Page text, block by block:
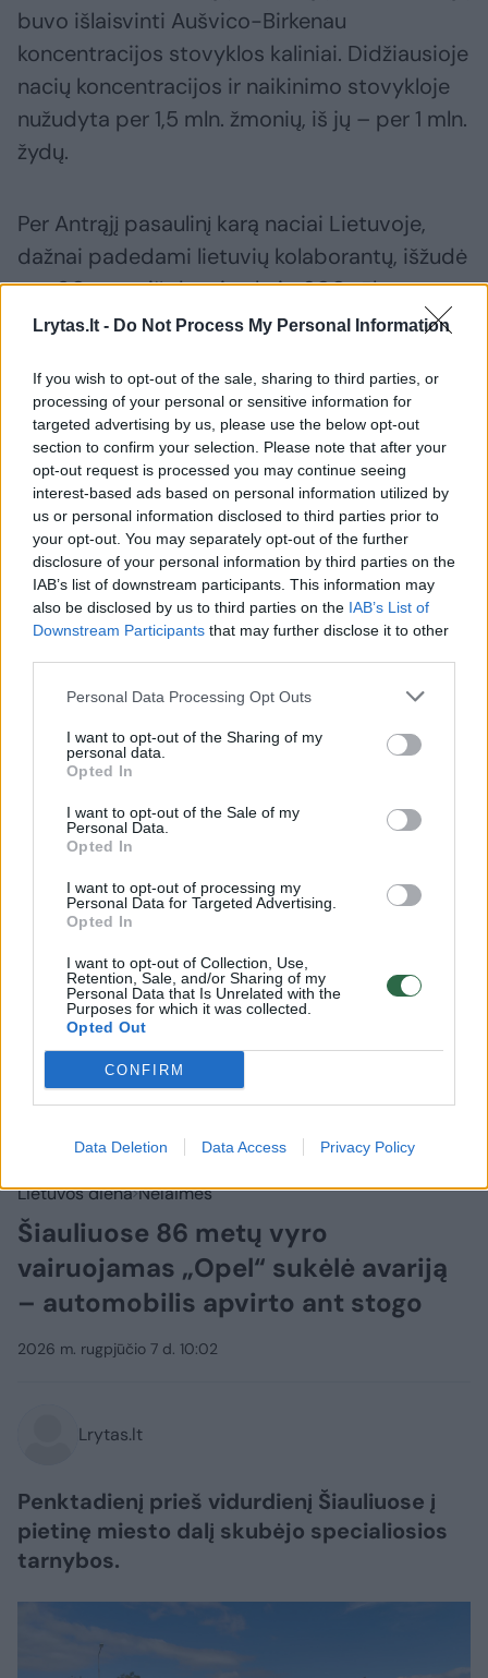
Lrytas.lt - Do Not Process My Personal Information
If you wish to opt-out of the sale, sharing to third parties, or
processing of your personal or sensitive information for
targeted advertising by us, please use the below opt-out
section to confirm your selection. Please note that after your
opt-out request is processed you may continue seeing
interest-based ads based on personal information utilized by
us or personal information disclosed to third parties prior to
your opt-out. You may separately opt-out of the further
disclosure of your personal information by third parties on the
IAB’s list of downstream participants. This information may
also be disclosed by us to third parties on the IAB’s List of
Downstream Participants that may further disclose it to other
Personal Data Processing Opt Outs
I want to opt-out of the Sharing of my
personal data.
Opted In
I want to opt-out of the Sale of my
Personal Data.
Opted In
I want to opt-out of processing my
Personal Data for Targeted Advertising.
Opted In
I want to opt-out of Collection, Use,
Retention, Sale, and/or Sharing of my
Personal Data that Is Unrelated with the
Purposes for which it was collected.
Opted Out
CONFIRM
Data Deletion Data Access Privacy Policy
buvo išlaisvinti Aušvico-Birkenau
koncentracijos stovyklos kaliniai. Didžiausioje
nacių koncentracijos ir naikinimo stovykloje
nužudyta per 1,5 mln. žmonių, iš jų – per 1 mln.
žydų.
Per Antrąjį pasaulinį karą naciai Lietuvoje,
dažnai padedami lietuvių kolaborantų, išžudė
per 90 proc. iš daugiau kaip 200 tūkst.
Lietuvos žydų. Už žydų gelbėjimą Pasaulio
Linas Linkevičius Holokaustas
^Instant
Rodyti daugiau žymių
Komentuoti po šiuo straipsniu
Komentuoti gali tik Lrytas registruoti vartotojai.
Prisijunkite prie registruotų vartotojų
bendruomenės ir bendraukite komentaruose!
Rodyti komentarus
Prisijungti komentatoriams
Lietuvos diena Nelaimės
Šiauliuose 86 metų vyro
vairuojamas „Opel“ sukėlė avariją
– automobilis apvirto ant stogo
2026 m. rugpjūčio 7 d. 10:02
Lrytas.lt
Penktadienį prieš vidurdienį Šiauliuose į
pietinę miesto dalį skubėjo specialiosios
tarnybos.